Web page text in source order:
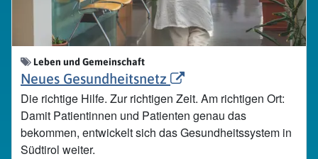
Leben und Gemeinschaft
Neues Gesundheitsnetz
Die richtige Hilfe. Zur richtigen Zeit. Am richtigen Ort:
Damit Patientinnen und Patienten genau das
bekommen, entwickelt sich das Gesundheitssystem in
Südtirol weiter.